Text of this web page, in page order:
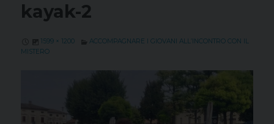
kayak-2
1599 × 1200
ACCOMPAGNARE I GIOVANI ALL’INCONTRO CON IL
MISTERO